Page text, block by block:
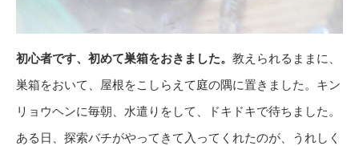
初心者です、初めて巣箱をおきました。 教えられるままに、
巣箱をおいて、屋根をこしらえて庭の隅に置きました。キン
リョウヘンに毎朝、水遣りをして、ドキドキで待ちました。
ある日、探索バチがやってきて入ってくれたのが、うれしく